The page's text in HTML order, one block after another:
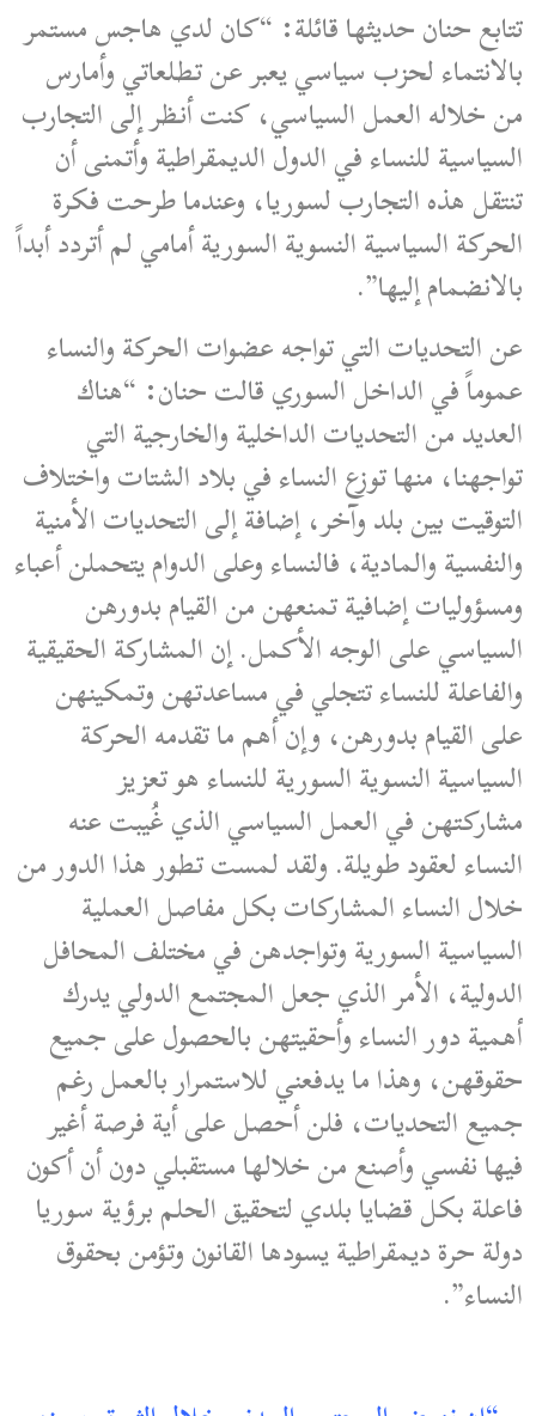
تتابع حنان حديثها قائلة: “كان لدي هاجس مستمر
بالانتماء لحزب سياسي يعبر عن تطلعاتي وأمارس
من خلاله العمل السياسي، كنت أنظر إلى التجارب
السياسية للنساء في الدول الديمقراطية وأتمنى أن
تنتقل هذه التجارب لسوريا، وعندما طرحت فكرة
الحركة السياسية النسوية السورية أمامي لم أتردد أبداً
بالانضمام إليها”.
عن التحديات التي تواجه عضوات الحركة والنساء
عموماً في الداخل السوري قالت حنان: “هناك
العديد من التحديات الداخلية والخارجية التي
تواجهنا، منها توزع النساء في بلاد الشتات واختلاف
التوقيت بين بلد وآخر، إضافة إلى التحديات الأمنية
والنفسية والمادية، فالنساء وعلى الدوام يتحملن أعباء
ومسؤوليات إضافية تمنعهن من القيام بدورهن
السياسي على الوجه الأكمل. إن المشاركة الحقيقية
والفاعلة للنساء تتجلي في مساعدتهن وتمكينهن
على القيام بدورهن، وإن أهم ما تقدمه الحركة
السياسية النسوية السورية للنساء هو تعزيز
مشاركتهن في العمل السياسي الذي غُيبت عنه
النساء لعقود طويلة. ولقد لمست تطور هذا الدور من
خلال النساء المشاركات بكل مفاصل العملية
السياسية السورية وتواجدهن في مختلف المحافل
الدولية، الأمر الذي جعل المجتمع الدولي يدرك
أهمية دور النساء وأحقيتهن بالحصول على جميع
حقوقهن، وهذا ما يدفعني للاستمرار بالعمل رغم
جميع التحديات، فلن أحصل على أية فرصة أغير
فيها نفسي وأصنع من خلالها مستقبلي دون أن أكون
فاعلة بكل قضايا بلدي لتحقيق الحلم برؤية سوريا
دولة حرة ديمقراطية يسودها القانون وتؤمن بحقوق
النساء”.